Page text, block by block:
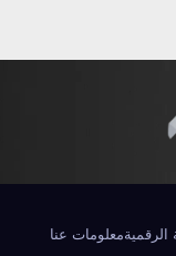
الرقميةمعلومات عنا